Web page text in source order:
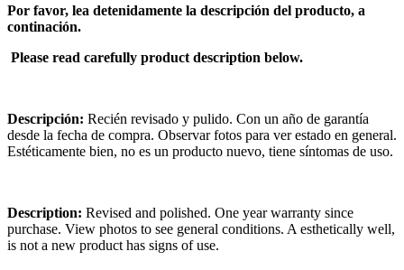
Por favor, lea detenidamente la descripción del producto, a
continación.
Please read carefully product description below.
Descripción: Recién revisado y pulido. Con un año de garantía
desde la fecha de compra. Observar fotos para ver estado en general.
Estéticamente bien, no es un producto nuevo, tiene síntomas de uso.
Description: Revised and polished. One year warranty since
purchase. View photos to see general conditions. A esthetically well,
is not a new product has signs of use.